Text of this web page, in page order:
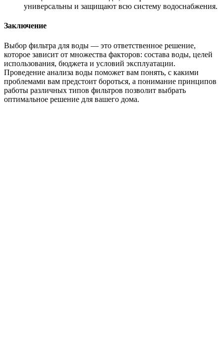
универсальны и защищают всю систему водоснабжения.
Заключение
Выбор фильтра для воды — это ответственное решение,
которое зависит от множества факторов: состава воды, целей
использования, бюджета и условий эксплуатации.
Проведение анализа воды поможет вам понять, с какими
проблемами вам предстоит бороться, а понимание принципов
работы различных типов фильтров позволит выбрать
оптимальное решение для вашего дома.